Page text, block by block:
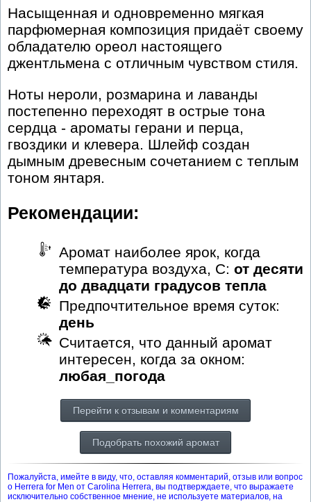
Насыщенная и одновременно мягкая
парфюмерная композиция придаёт своему
обладателю ореол настоящего
джентльмена с отличным чувством стиля.
Ноты нероли, розмарина и лаванды
постепенно переходят в острые тона
сердца - ароматы герани и перца,
гвоздики и клевера. Шлейф создан
дымным древесным сочетанием с теплым
тоном янтаря.
Рекомендации:
Аромат наиболее ярок, когда
температура воздуха, С: от десяти
до двадцати градусов тепла
Предпочтительное время суток:
день
Считается, что данный аромат
интересен, когда за окном:
любая_погода
Перейти к отзывам и комментариям
Подобрать похожий аромат
Пожалуйста, имейте в виду, что, оставляя комментарий, отзыв или вопрос
о Herrera for Men от Carolina Herrera, вы подтверждаете, что выражаете
исключительно собственное мнение, не используете материалов, на